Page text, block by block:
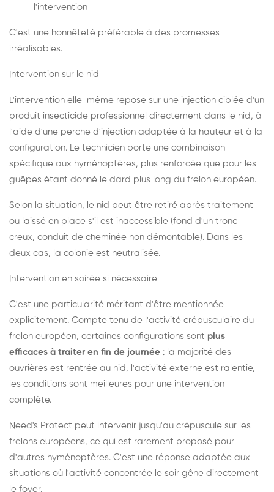
l'intervention
C'est une honnêteté préférable à des promesses
irréalisables.
Intervention sur le nid
L'intervention elle-même repose sur une injection ciblée d'un
produit insecticide professionnel directement dans le nid, à
l'aide d'une perche d'injection adaptée à la hauteur et à la
configuration. Le technicien porte une combinaison
spécifique aux hyménoptères, plus renforcée que pour les
guêpes étant donné le dard plus long du frelon européen.
Selon la situation, le nid peut être retiré après traitement
ou laissé en place s'il est inaccessible (fond d'un tronc
creux, conduit de cheminée non démontable). Dans les
deux cas, la colonie est neutralisée.
Intervention en soirée si nécessaire
C'est une particularité méritant d'être mentionnée
explicitement. Compte tenu de l'activité crépusculaire du
frelon européen, certaines configurations sont plus
efficaces à traiter en fin de journée : la majorité des
ouvrières est rentrée au nid, l'activité externe est ralentie,
les conditions sont meilleures pour une intervention
complète.
Need's Protect peut intervenir jusqu'au crépuscule sur les
frelons européens, ce qui est rarement proposé pour
d'autres hyménoptères. C'est une réponse adaptée aux
situations où l'activité concentrée le soir gêne directement
le foyer.